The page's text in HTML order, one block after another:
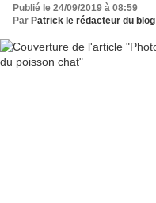
Publié le 24/09/2019 à 08:59
Par Patrick le rédacteur du blog